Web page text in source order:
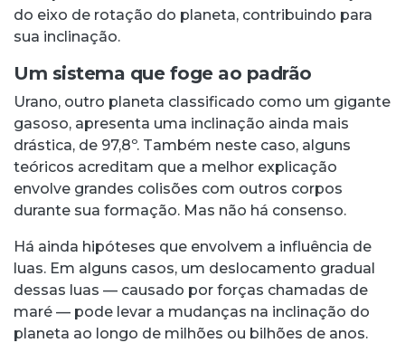
do eixo de rotação do planeta, contribuindo para
sua inclinação.
Um sistema que foge ao padrão
Urano, outro planeta classificado como um gigante
gasoso, apresenta uma inclinação ainda mais
drástica, de 97,8º. Também neste caso, alguns
teóricos acreditam que a melhor explicação
envolve grandes colisões com outros corpos
durante sua formação. Mas não há consenso.
Há ainda hipóteses que envolvem a influência de
luas. Em alguns casos, um deslocamento gradual
dessas luas — causado por forças chamadas de
maré — pode levar a mudanças na inclinação do
planeta ao longo de milhões ou bilhões de anos.